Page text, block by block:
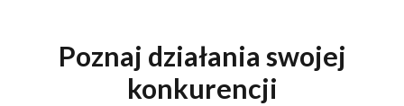
Poznaj działania swojej
konkurencji